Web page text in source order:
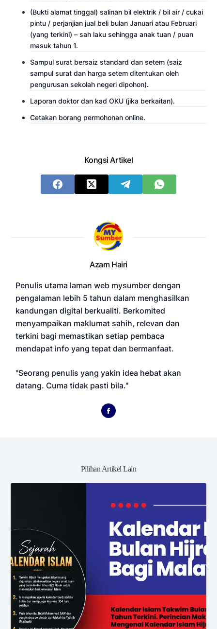
(Bukti alamat tinggal) salinan bil elektrik / bil air / cukai
pintu / perjanjian jual beli bulan Januari atau Februari
(yang terkini) – sah laku sehingga anak tuan / puan
masuk tahun 1.
Sampul surat bersaiz standard dan setem (saiz
sampul surat dan harga setem ditentukan oleh
pengurusan sekolah negeri dipohon).
Laporan doktor dan kad OKU (jika berkaitan).
Cetakan borang permohonan online.
Kongsi Artikel
Azam Hairi
Penulis utama laman web mysumber dengan
pengalaman lebih 5 tahun dalam menghasilkan
kandungan digital berkualiti. Berkomited
menyampaikan maklumat sahih, relevan dan
terkini bagi memastikan setiap pembaca
mendapat info yang tepat dan bermanfaat.
"Seorang penulis yang yakin idea hebat akan
datang. Cuma tidak pasti bila."
Pilihan Artikel Lain